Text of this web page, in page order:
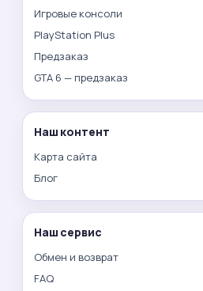
Игровые консоли
PlayStation Plus
Предзаказ
GTA 6 — предзаказ
Наш контент
Карта сайта
Блог
Наш сервис
Обмен и возврат
FAQ